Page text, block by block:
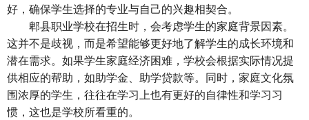
好，确保学生选择的专业与自己的兴趣相契合。
郫县职业学校在招生时，会考虑学生的家庭背景因素。
这并不是歧视，而是希望能够更好地了解学生的成长环境和
潜在需求。如果学生家庭经济困难，学校会根据实际情况提
供相应的帮助，如助学金、助学贷款等。同时，家庭文化氛
围浓厚的学生，往往在学习上也有更好的自律性和学习习
惯，这也是学校所看重的。